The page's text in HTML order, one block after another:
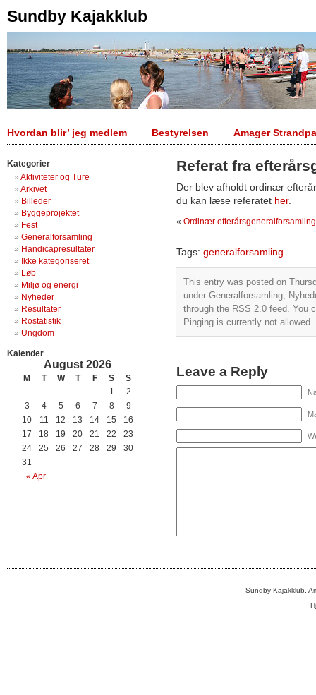
Sundby Kajakklub
Hvordan blir’ jeg medlem Bestyrelsen Amager
Kategorier
Aktiviteter og Ture
Arkivet
Billeder
Byggeprojektet
Fest
Generalforsamling
Handicapresultater
Ikke kategoriseret
Løb
Miljø og energi
Nyheder
Resultater
Rostatistik
Ungdom
Kalender
August 2026
M T W T F S S
« Apr
1
2
3
4 5 6 7 8
9
10
11 12 13 14 15
16
17
18 19 20 21 22
23
24
25 26 27 28 29
30
31
Referat fra
Der blev afholdt ordinær
du kan læse referatet her.
« Ordinær
Tags: generalforsamling
This entry was posted on
under Generalforsamling,
through the RSS 2.0 feed. You
Pinging is currently not allowed.
Leave a Reply
Sundby Kajakklub,